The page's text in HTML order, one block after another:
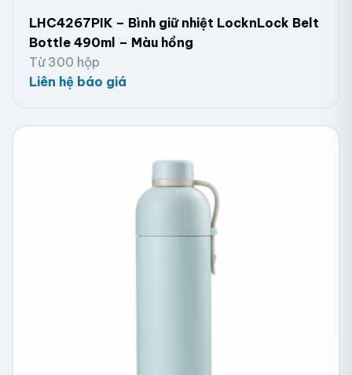
LHC4267PIK – Bình giữ nhiệt LocknLock Belt
Bottle 490ml – Màu hồng
Từ 300 hộp
Liên hệ báo giá